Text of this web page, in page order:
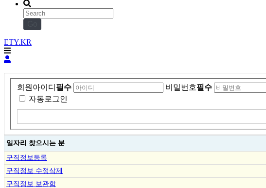
ETY.KR
회원아이디 필수 비밀번호필수
자동로그인
일자리 찾으시는 분
구직정보등록
구직정보 수정삭제
구직정보 보관함